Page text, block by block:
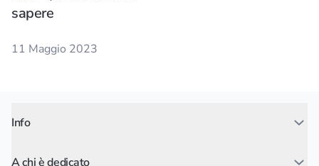
sapere
11 Maggio 2023
Info
A chi è dedicato